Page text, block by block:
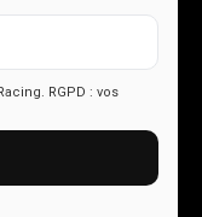
RGPD : vos